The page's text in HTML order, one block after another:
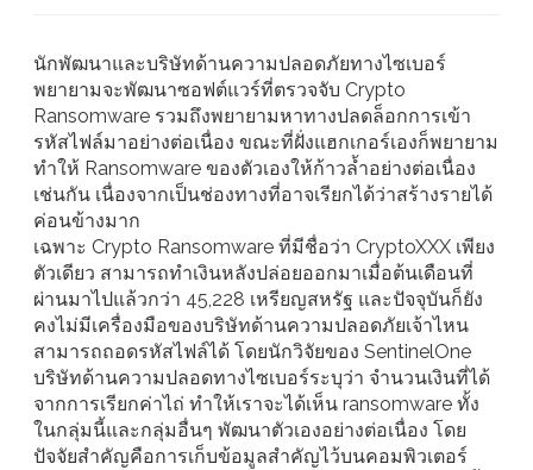
นักพัฒนาและบริษัทด้านความปลอดภัยทางไซเบอร์
พยายามจะพัฒนาซอฟต์แวร์ที่ตรวจจับ Crypto
Ransomware รวมถึงพยายามหาทางปลดล็อกการเข้า
รหัสไฟล์มาอย่างต่อเนื่อง ขณะที่ฝั่งแฮกเกอร์เองก็พยายาม
ทำให้ Ransomware ของตัวเองให้ก้าวล้ำอย่างต่อเนื่อง
เช่นกัน เนื่องจากเป็นช่องทางที่อาจเรียกได้ว่าสร้างรายได้
ค่อนข้างมาก
เฉพาะ Crypto Ransomware ที่มีชื่อว่า CryptoXXX เพียง
ตัวเดียว สามารถทำเงินหลังปล่อยออกมาเมื่อต้นเดือนที่
ผ่านมาไปแล้วกว่า 45,228 เหรียญสหรัฐ และปัจจุบันก็ยัง
คงไม่มีเครื่องมือของบริษัทด้านความปลอดภัยเจ้าไหน
สามารถถอดรหัสไฟล์ได้ โดยนักวิจัยของ SentinelOne
บริษัทด้านความปลอดทางไซเบอร์ระบุว่า จำนวนเงินที่ได้
จากการเรียกค่าไถ่ ทำให้เราจะได้เห็น ransomware ทั้ง
ในกลุ่มนี้และกลุ่มอื่นๆ พัฒนาตัวเองอย่างต่อเนื่อง โดย
ปัจจัยสำคัญคือการเก็บข้อมูลสำคัญไว้บนคอมพิวเตอร์